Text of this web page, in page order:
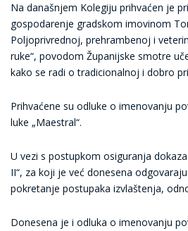
Na današnjem Kolegiju prihvaćen je
gospodarenje gradskom imovinom
Poljoprivrednoj, prehrambenoj i
ruke“, povodom Županijske smotre
kako se radi o tradicionalnoj i dobro
Prihvaćene su odluke o imenovanju
luke „Maestral“.
U vezi s postupkom osiguranja
II“, za koji je već donesena
pokretanje postupaka izvlaštenja,
Donesena je i odluka o imenovanju